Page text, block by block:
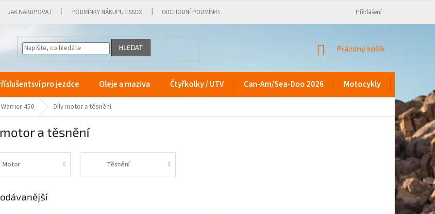
JAK NAKUPOVAT PODMÍNKY NÁKUPU ESSOX OBCHODNÍ PODMÍNKY Přihlášení
HLEDAT
NÁKUPNÍ
Prázdný košík
pro jezdce Oleje a maziva Čtyřkolky / UTV Can-Am/Sea-Doo 2026 Motocykly
450 Díly motor a těsnění
a těsnění
Motor Těsnění